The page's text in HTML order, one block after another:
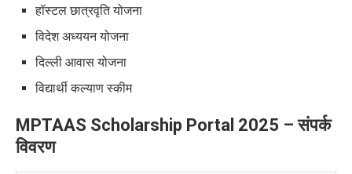
हॉस्टल छात्रवृति योजना
विदेश अध्ययन योजना
दिल्ली आवास योजना
विद्यार्थी कल्याण स्कीम
MPTAAS Scholarship Portal 2025 –संपर्क
विवरण